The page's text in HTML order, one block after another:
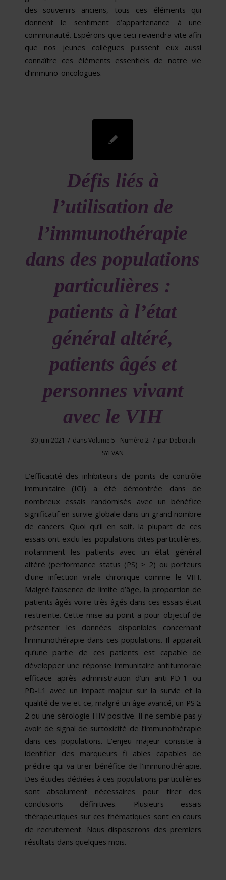
des souvenirs anciens, tous ces éléments qui
donnent le sentiment d’appartenance à une
communauté. Espérons que ceci reviendra vite afin
que nos jeunes collègues puissent eux aussi
connaître ces éléments essentiels de notre vie
d’immuno-oncologues.
Défis liés à
l’utilisation de
l’immunothérapie
dans des populations
particulières :
patients à l’état
général altéré,
patients âgés et
personnes vivant
avec le VIH
30 juin 2021 / dansVolume 5 - Numéro 2 / par Deborah
SYLVAN
L’efficacité des inhibiteurs de points de contrôle
immunitaire (ICI) a été démontrée dans de
nombreux essais randomisés avec un bénéfice
significatif en survie globale dans un grand nombre
de cancers. Quoi qu’il en soit, la plupart de ces
essais ont exclu les populations dites particulières,
notamment les patients avec un état général
altéré (performance status (PS) ≥ 2) ou porteurs
d’une infection virale chronique comme le VIH.
Malgré l’absence de limite d’âge, la proportion de
patients âgés voire très âgés dans ces essais était
restreinte. Cette mise au point a pour objectif de
présenter les données disponibles concernant
l’immunothérapie dans ces populations. Il apparaît
qu’une partie de ces patients est capable de
développer une réponse immunitaire antitumorale
efficace après administration d’un anti-PD-1 ou
PD-L1 avec un impact majeur sur la survie et la
qualité de vie et ce, malgré un âge avancé, un PS ≥
2 ou une sérologie HIV positive. Il ne semble pas y
avoir de signal de surtoxicité de l’immunothérapie
dans ces populations. L’enjeu majeur consiste à
identifier des marqueurs fi ables capables de
prédire qui va tirer bénéfice de l’immunothérapie.
Des études dédiées à ces populations particulières
sont absolument nécessaires pour tirer des
conclusions définitives. Plusieurs essais
thérapeutiques sur ces thématiques sont en cours
de recrutement. Nous disposerons des premiers
résultats dans quelques mois.